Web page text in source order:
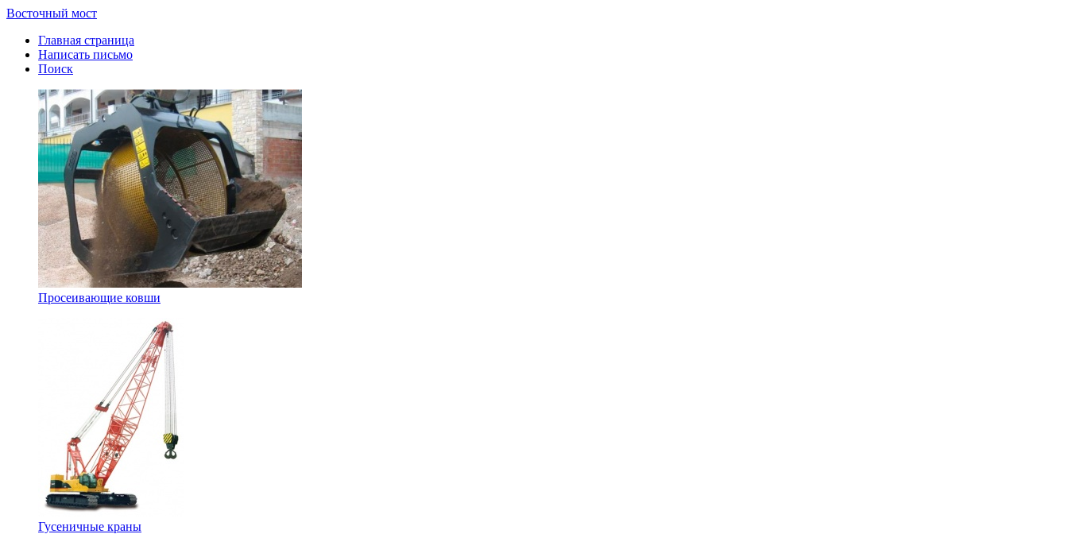
Восточный мост
Главная страница
Написать письмо
Поиск
Просеивающие ковши
Гусеничные краны